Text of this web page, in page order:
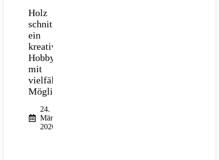
Holz
schnitzen:
ein
kreatives
Hobby
mit
vielfältigen
Möglichkeiten
24.
März
2026